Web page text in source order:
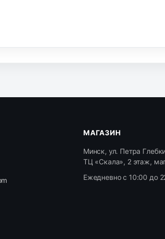
МАГАЗИН
Минск, ул. Петра
ТЦ «Скала», 2 этаж,
Ежедневно с 10:00 до